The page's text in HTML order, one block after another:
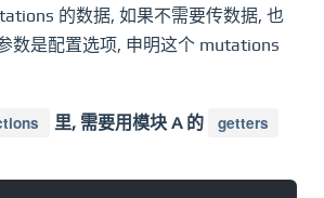
的数据, 如果不需要传数据, 也
数是配置选项, 申明这个 mutations
里, 需要用模块 A 的
getters